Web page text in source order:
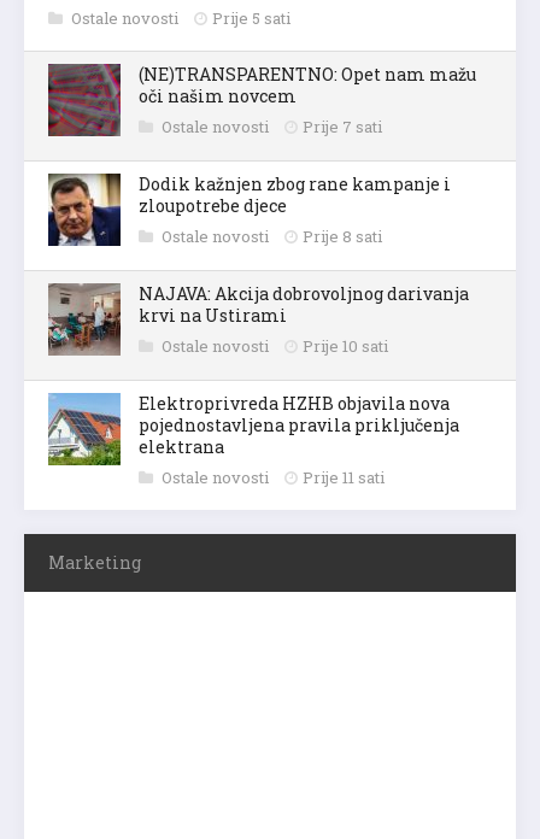
Ostale novosti Prije 5 sati
(NE)TRANSPARENTNO: Opet nam mažu
oči našim novcem
Ostale novosti Prije 7 sati
Dodik kažnjen zbog rane kampanje i
zloupotrebe djece
Ostale novosti Prije 8 sati
NAJAVA: Akcija dobrovoljnog darivanja
krvi na Ustirami
Ostale novosti Prije 10 sati
Elektroprivreda HZHB objavila nova
pojednostavljena pravila priključenja
elektrana
Ostale novosti Prije 11 sati
Marketing